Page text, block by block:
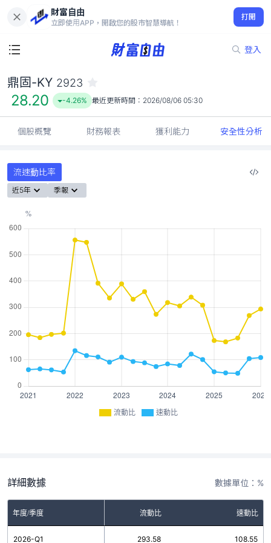
財富自由
立即使用APP，開啟您的股市智慧導航！
打開
登入
28.20
-4.26%
鼎固-KY 2923
28.20 -4.26% 最近更新時間： 2026/08/06 05:30
個股概覽 財務報表 獲利能力 安全性分析
流速動比率
近5年 季報
流動比 速動比
詳細數據 數據單位：%
年度/季度 流動比 速動比
2026-Q1 293.58 108.55